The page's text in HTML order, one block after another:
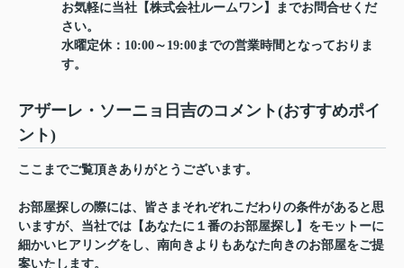
お気軽に当社【株式会社ルームワン】までお問合せくだ
さい。
水曜定休：10:00～19:00までの営業時間となっておりま
す。
アザーレ・ソーニョ日吉のコメント(おすすめポイ
ント)
ここまでご覧頂きありがとうございます。
お部屋探しの際には、皆さまそれぞれこだわりの条件があると思
いますが、当社では【あなたに１番のお部屋探し】をモットーに
細かいヒアリングをし、南向きよりもあなた向きのお部屋をご提
案いたします。